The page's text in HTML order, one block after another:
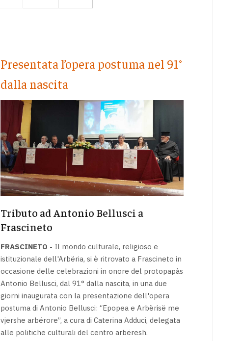
Presentata l’opera postuma nel 91°
dalla nascita
Tributo ad Antonio Bellusci a
Frascineto
FRASCINETO - Il mondo culturale, religioso e
istituzionale dell'Arbëria, si è ritrovato a Frascineto in
occasione delle celebrazioni in onore del protopapàs
Antonio Bellusci, dal 91° dalla nascita, in una due
giorni inaugurata con la presentazione dell'opera
postuma di Antonio Bellusci: “Epopea e Arbërisë me
vjershe arbërore”, a cura di Caterina Adduci, delegata
alle politiche culturali del centro arbëresh.